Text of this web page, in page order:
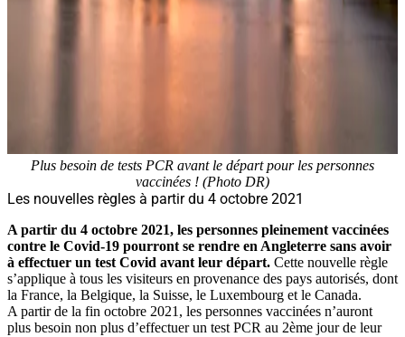
Plus besoin de tests PCR avant le départ pour les personnes
vaccinées ! (Photo DR)
Les nouvelles règles à partir du 4 octobre 2021
A partir du 4 octobre 2021, les personnes pleinement vaccinées
contre le Covid-19 pourront se rendre en Angleterre sans avoir
à effectuer un test Covid avant leur départ. Cette nouvelle règle
s’applique à tous les visiteurs en provenance des pays autorisés, dont
la France, la Belgique, la Suisse, le Luxembourg et le Canada.
A partir de la fin octobre 2021, les personnes vaccinées n’auront
plus besoin non plus d’effectuer un test PCR au 2ème jour de leur